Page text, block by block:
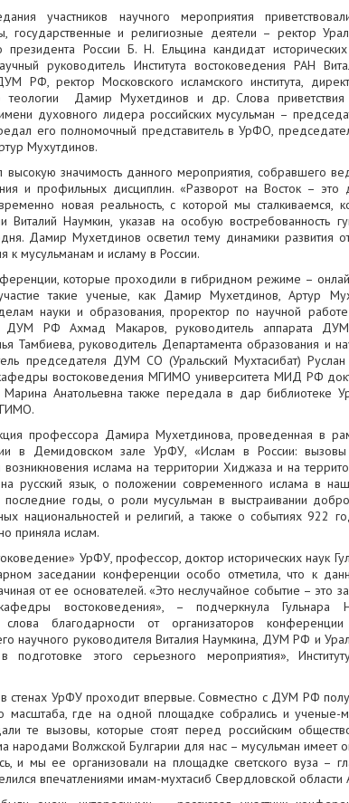
участников научного мероприятия
государственные и религиозные деятели – ректор
президента России Б. Н. Ельцина кандидат
руководитель Института востоковедения РАН
РФ, ректор Московского исламского института,
теологии Дамир Мухетдинов и др. Слова
духовного лидера российских мусульман –
его полномочный представитель в УрФО,
Мухутдинов.
значимость данного мероприятия, собравшего
и профильных дисциплин. «Разворот на Восток – это
новая реальность, с которой мы
Виталий Наумкин, указав на особую востребованность
Дамир Мухетдинов осветил тему динамики развития
к мусульманам и исламу в России.
которые проходили в гибридном режиме –
такие ученые, как Дамир Мухетдинов, Артур
науки и образования, проректор по научной
ДУМ РФ Ахмад Макаров, руководитель аппарата ДУМ
Тамбиева, руководитель Департамента образования и
председателя ДУМ СО (Уральский Мухтасибат)
востоковедения МГИМО университета МИД РФ
Анатольевна также передала в дар библиотеке
профессора Дамира Мухетдинова, проведенная в
в Демидовском зале УрФУ, «Ислам в России: вызовы
ислама на территории Хиджаза и на
русский язык, о положении современного ислама в
последние годы, о роли мусульман в выстраивании
национальностей и религий, а также о событиях 922
приняла ислам.
УрФУ, профессор, доктор исторических наук
заседании конференции особо отметила, что к
от ее основателей. «Это неслучайное событие – это
кафедры востоковедения», – подчеркнула Гульнара
слова благодарности от организаторов
научного руководителя Виталия Наумкина, ДУМ РФ и
подготовке этого серьезного мероприятия»,
УрФУ проходит впервые. Совместно с ДУМ РФ
масштаба, где на одной площадке собрались и ученые-
те вызовы, которые стоят перед российским
народами Волжской Булгарии для нас – мусульман имеет
и мы ее организовали на площадке светского вуза –
впечатлениями имам-мухтасиб Свердловской